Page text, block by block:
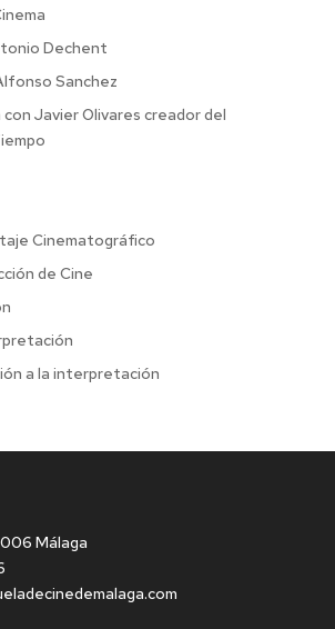
Dechent
Sanchez
Javier Olivares creador del
Cinematográfico
de Cine
a la interpretación
Málaga